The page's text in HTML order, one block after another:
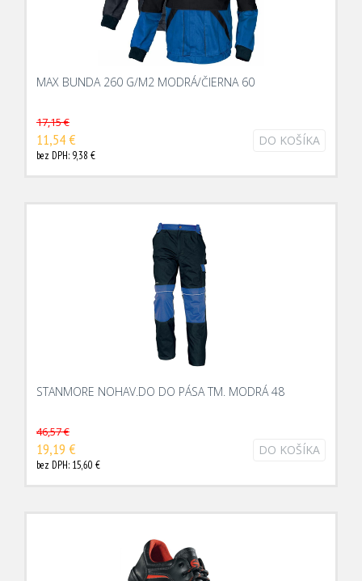
MAX BUNDA 260 G/M2 MODRÁ/ČIERNA 60
17,15 €
11,54 €
bez DPH: 9,38 €
DO KOŠÍKA
STANMORE NOHAV.DO DO PÁSA TM. MODRÁ 48
46,57 €
19,19 €
bez DPH: 15,60 €
DO KOŠÍKA